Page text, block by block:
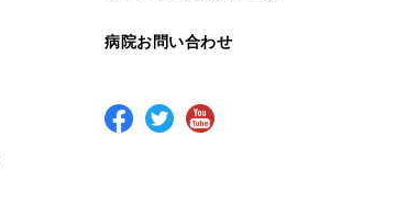
病院お問い合わせ